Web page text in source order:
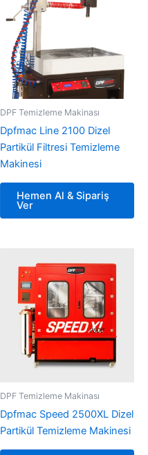
DPF Temizleme Makinası
Dpfmac Line 2100 Dizel
Partikül Filtresi Temizleme
Makinesi
Hemen Al & Sipariş
Ver
DPF Temizleme Makinası
Dpfmac Speed 2500XL Dizel
Partikül Temizleme Makinesi